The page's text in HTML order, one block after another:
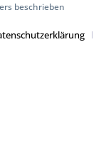
beschrieben